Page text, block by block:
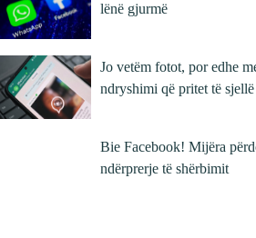
lënë gjurmë
Jo vetëm fotot, por edhe
ndryshimi që pritet të
Bie Facebook! Mijëra
ndërprerje të shërbimit